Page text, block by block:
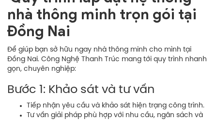
nhà thông minh trọn gói tại
Đồng Nai
Để giúp bạn sở hữu ngay nhà thông minh cho mình tại
Đồng Nai. Công Nghệ Thanh Trúc mang tới quy trình nhanh
gọn, chuyên nghiệp:
Bước 1: Khảo sát và tư vấn
Tiếp nhận yêu cầu và khảo sát hiện trạng công trình.
Tư vấn giải pháp phù hợp với nhu cầu, ngân sách và